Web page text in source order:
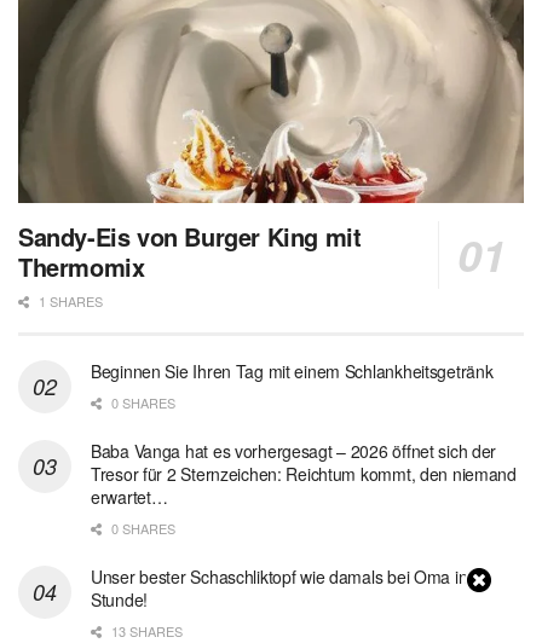
Sandy-Eis von Burger King mit
Thermomix
1 SHARES
Beginnen Sie Ihren Tag mit einem Schlankheitsgetränk
0 SHARES
Baba Vanga hat es vorhergesagt – 2026 öffnet sich der
Tresor für 2 Sternzeichen: Reichtum kommt, den niemand
erwartet…
0 SHARES
Unser bester Schaschliktopf wie damals bei Oma in 1
Stunde!
13 SHARES